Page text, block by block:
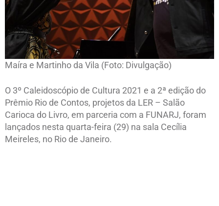
Maíra e Martinho da Vila (Foto: Divulgação)
O 3º Caleidoscópio de Cultura 2021 e a 2ª edição do
Prêmio Rio de Contos, projetos da LER – Salão
Carioca do Livro, em parceria com a FUNARJ, foram
lançados nesta quarta-feira (29) na sala Cecília
Meireles, no Rio de Janeiro.